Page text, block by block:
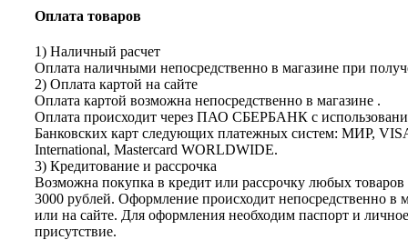
Оплата товаров
1) Наличный расчет
Оплата наличными непосредственно в магазине при
2) Оплата картой на сайте
Оплата картой возможна непосредственно в магазине .
Оплата происходит через ПАО СБЕРБАНК с
Банковских карт следующих платежных систем: МИР,
International, Mastercard WORLDWIDE.
3) Кредитование и рассрочка
Возможна покупка в кредит или рассрочку любых
3000 рублей. Оформление происходит непосредственно в
или на сайте. Для оформления необходим паспорт и личное
присутствие.